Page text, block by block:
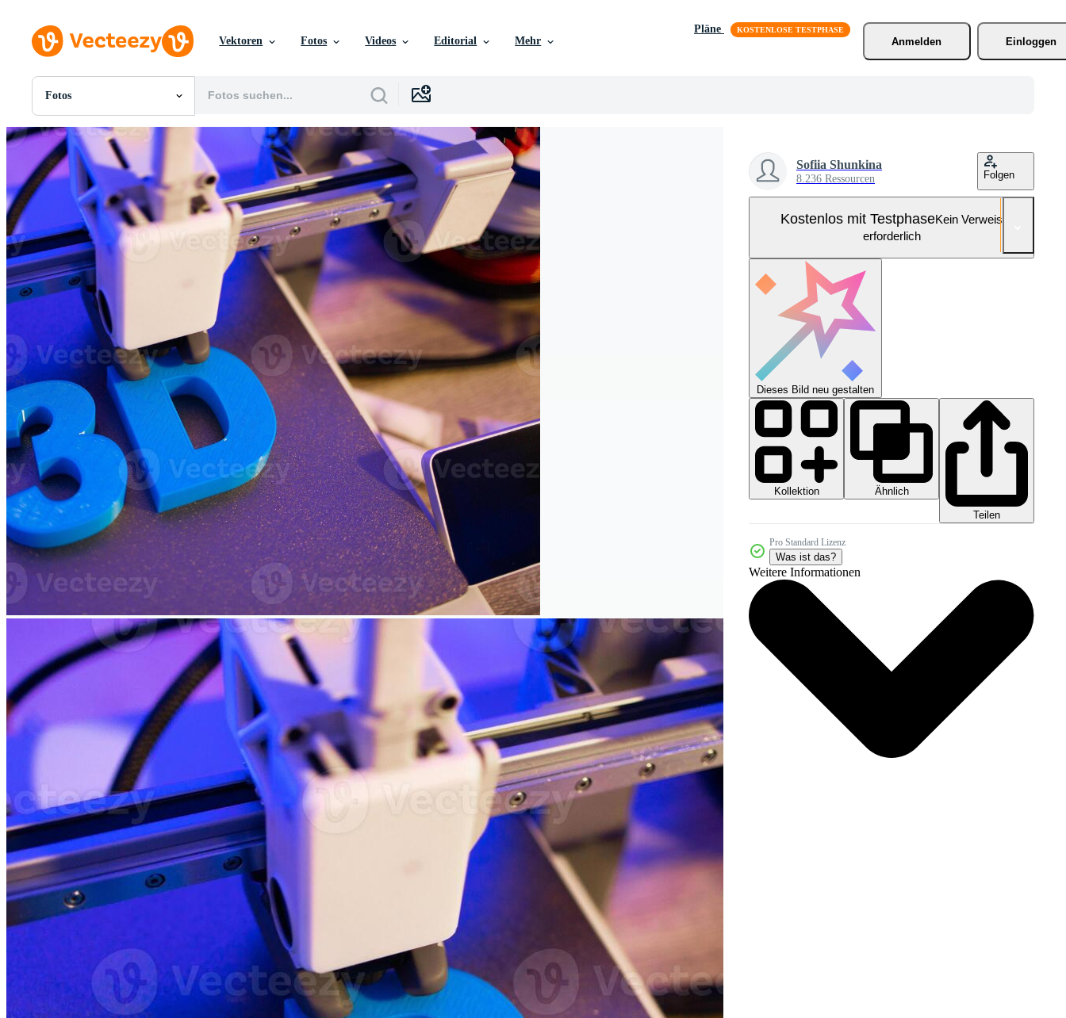
Vektoren Fotos Videos Editorial Mehr
Pläne
Anmelden
Einloggen
Fotos
Alle Bilder
Fotos
PNGs
PSDs
SVGs
Vorlagen
Vektoren
Videos
Motion Graphics
Redaktionelle Bilder
Redaktionelle Ereignisse
Sofiia Shunkina
8.236 Ressourcen Folgen
Kostenlos mit TestphaseKein Verweis
erforderlich
Dieses Bild neu gestalten
Kollektion
Ähnlich
Teilen
Pro Standard Lizenz
Was ist das?
Weitere Informationen